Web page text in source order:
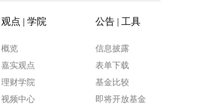
观点 | 学院
概览
嘉实观点
理财学院
视频中心
公告 | 工具
信息披露
表单下载
基金比较
即将开放基金